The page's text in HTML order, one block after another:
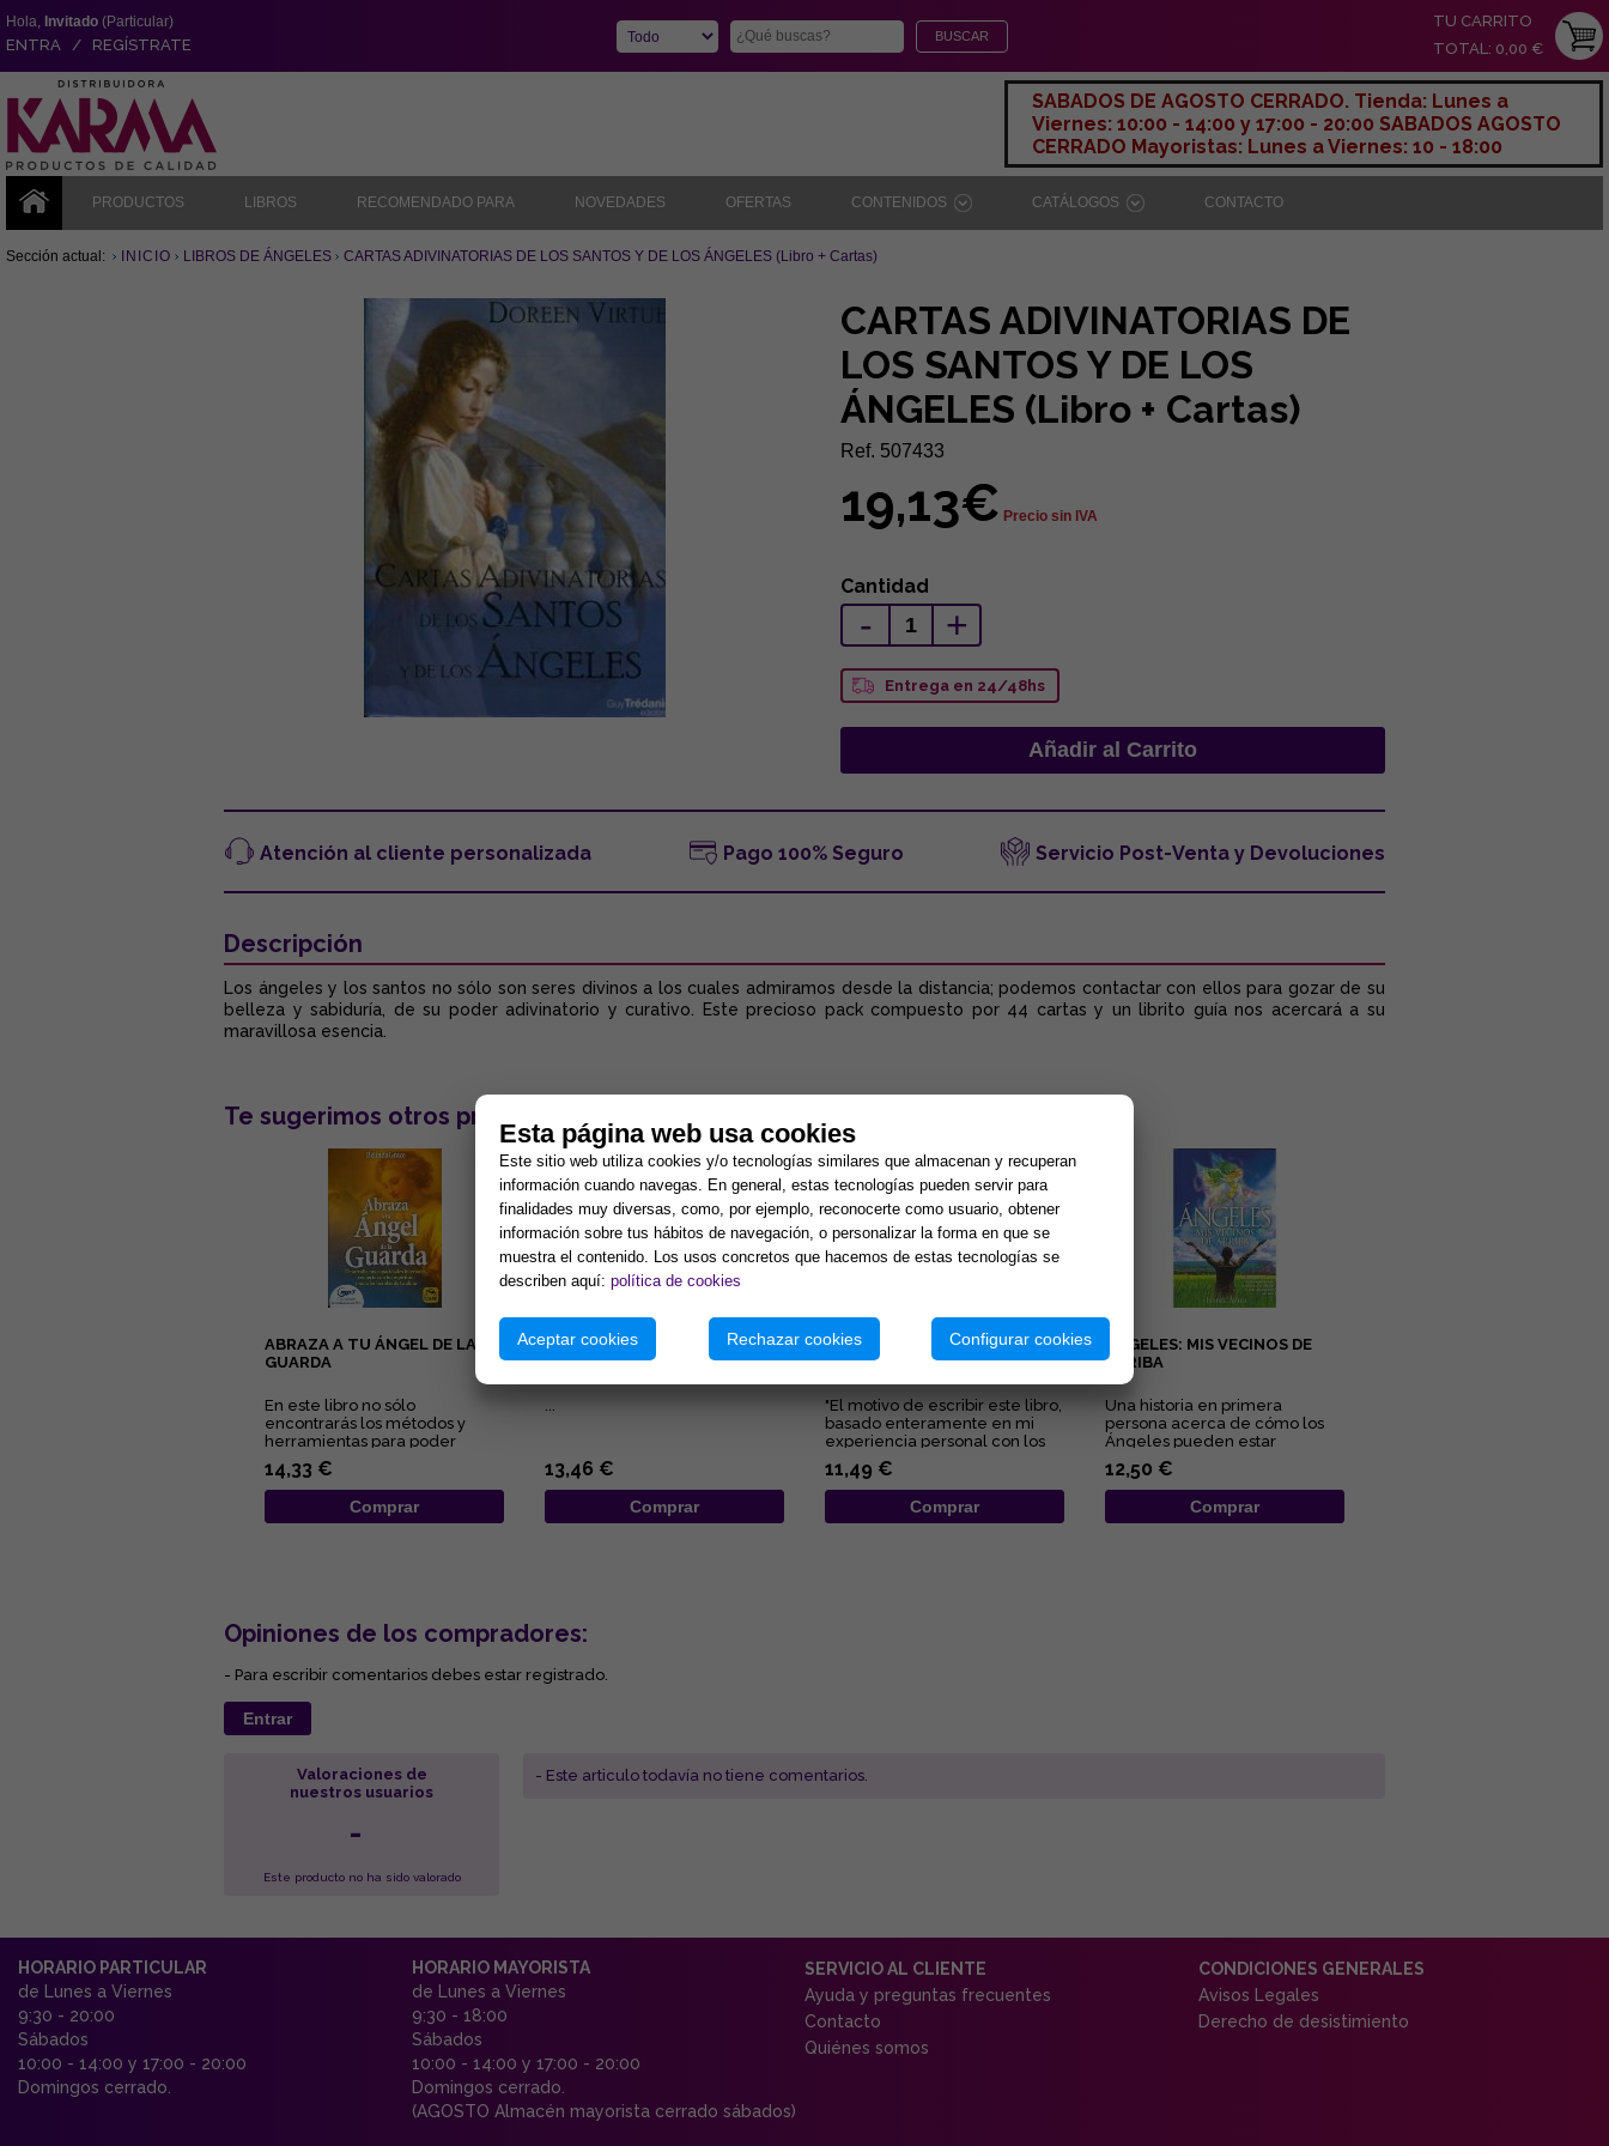
Hola, Invitado (Particular)
ENTRA / REGÍSTRATE
TU CARRITO
TOTAL: 0,00 €
SABADOS DE AGOSTO CERRADO. Tienda: Lunes a
Viernes: 10:00 - 14:00 y 17:00 - 20:00 SABADOS AGOSTO
CERRADO Mayoristas: Lunes a Viernes: 10 - 18:00
PRODUCTOS LIBROS RECOMENDADO PARA NOVEDADES OFERTAS CONTENIDOS CATÁLOGOS CONTACTO
Sección actual: INICIO LIBROS DE ÁNGELES CARTAS ADIVINATORIAS DE LOS SANTOS Y DE LOS ÁNGELES (Libro + Cartas)
CARTAS ADIVINATORIAS DE
LOS SANTOS Y DE LOS
ÁNGELES (Libro + Cartas)
Ref. 507433
19,13€ Precio sin IVA
Cantidad
- +
Entrega en 24/48hs
Atención al cliente personalizada Pago 100% Seguro Servicio Post-Venta y Devoluciones
Descripción
Los ángeles y los santos no sólo son seres divinos a los cuales admiramos desde la distancia; podemos contactar con ellos para gozar de su
belleza y sabiduría, de su poder adivinatorio y curativo. Este precioso pack compuesto por 44 cartas y un librito guía nos acercará a su
maravillosa esencia.
Te sugerimos otros productos:
ABRAZA A TU ÁNGEL DE LA
GUARDA
En este libro no sólo
encontrarás los métodos y
herramientas para poder
contactar con tus guías
espirituales, ...
14,33 €
Comprar
SI PUDIERAS HABLAR CON UN
ÁNGEL
...
13,46 €
Comprar
ALAS PARA UNA VIDA
"El motivo de escribir este libro,
basado enteramente en mi
experiencia personal con los
Ángeles y los Seres d...
11,49 €
Comprar
ÁNGELES: MIS VECINOS DE
ARRIBA
Una historia en primera
persona acerca de cómo los
Ángeles pueden estar
presentes en nuestra vida,
protegiéndo...
12,50 €
Comprar
Opiniones de los compradores:
- Para escribir comentarios debes estar registrado.
Entrar
Valoraciones de
nuestros usuarios
-
Este producto no ha sido valorado
- Este articulo todavía no tiene comentarios.
HORARIO PARTICULAR
de Lunes a Viernes
9:30 - 20:00
Sábados
10:00 - 14:00 y 17:00 - 20:00
Domingos cerrado.
HORARIO MAYORISTA
de Lunes a Viernes
9:30 - 18:00
Sábados
10:00 - 14:00 y 17:00 - 20:00
Domingos cerrado.
(AGOSTO Almacén mayorista cerrado sábados)
SERVICIO AL CLIENTE
Ayuda y preguntas frecuentes
Contacto
Quiénes somos
CONDICIONES GENERALES
Avisos Legales
Derecho de desistimiento
Esta página web usa cookies
Este sitio web utiliza cookies y/o tecnologías similares que almacenan y recuperan
información cuando navegas. En general, estas tecnologías pueden servir para
finalidades muy diversas, como, por ejemplo, reconocerte como usuario, obtener
información sobre tus hábitos de navegación, o personalizar la forma en que se
muestra el contenido. Los usos concretos que hacemos de estas tecnologías se
describen aquí: política de cookies
Aceptar cookies Rechazar cookies Configurar cookies